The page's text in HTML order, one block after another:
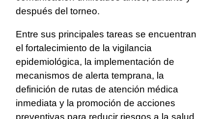
después del torneo.
Entre sus principales tareas se encuentran
el fortalecimiento de la vigilancia
epidemiológica, la implementación de
mecanismos de alerta temprana, la
definición de rutas de atención médica
inmediata y la promoción de acciones
preventivas para reducir riesgos a la salud